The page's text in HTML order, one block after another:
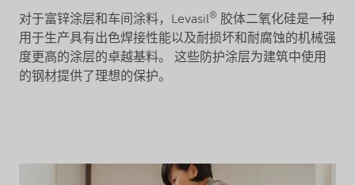
对于富锌涂层和车间涂料，Levasil® 胶体二氧化硅是一种
用于生产具有出色焊接性能以及耐损坏和耐腐蚀的机械强
度更高的涂层的卓越基料。 这些防护涂层为建筑中使用
的钢材提供了理想的保护。